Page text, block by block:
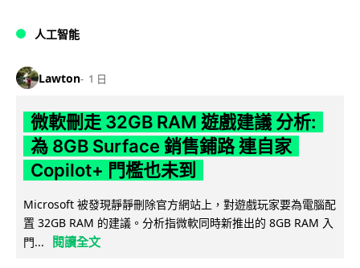
人工智能
Lawton 1 日
微軟刪走 32GB RAM 遊戲建議 分析:
為 8GB Surface 銷售鋪路 連自家
Copilot+ 門檻也未到
Microsoft 被發現靜靜刪除官方網站上，對遊戲玩家要為電腦配
置 32GB RAM 的建議。分析指微軟同時新推出的 8GB RAM 入
門...
閱讀全文